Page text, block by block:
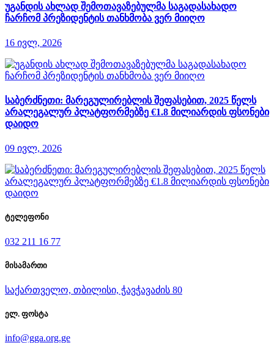
უგანდის ახლად შემოთავაზებულმა საგადასახადო
ჩარჩომ პრეზიდენტის თანხმობა ვერ მიიღო
16 ივლ, 2026
საბერძნეთი: მარეგულირებლის შეფასებით, 2025 წელს
არალეგალურ პლატფორმებზე €1.8 მილიარდის ფსონები
დაიდო
09 ივლ, 2026
ტელეფონი
032 211 16 77
მისამართი
საქართველო, თბილისი, ჭავჭავაძის 80
ელ. ფოსტა
info@gga.org.ge